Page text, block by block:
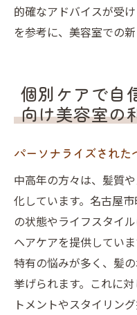
的確なアドバイスが受
を参考に、美容室での
個別ケアで自
向け美容室の
パーソナライズされた
中高年の方々は、髪質
化しています。名古屋
の状態やライフスタイ
ヘアケアを提供してい
特有の悩みが多く、髪
挙げられます。これに
トメントやスタイリン